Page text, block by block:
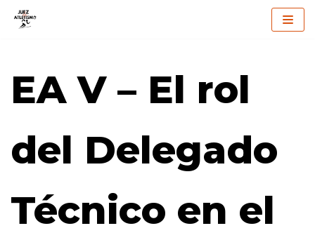
contenido
EA V – El rol
del Delegado
Técnico en el